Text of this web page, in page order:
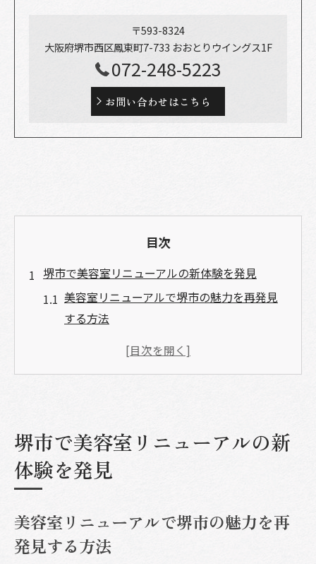
〒593-8324
大阪府堺市西区鳳東町7-733 おおとりウイングス1F
072-248-5223
お問い合わせはこちら
目次
堺市で美容室リニューアルの新体験を発見
美容室リニューアルで堺市の魅力を再発見
する方法
新しい美容室で叶う最新ヘアスタイル体験
堺市の美容室で得られる癒しの空間体験
話題の美容室リニューアル後の変化を体感
しよう
美容室リニューアルがもたらすリラックス
効果の秘密
堺市で美容室リニューアルの新
体験を発見
美容室リニューアルで堺市の魅力を再
発見する方法